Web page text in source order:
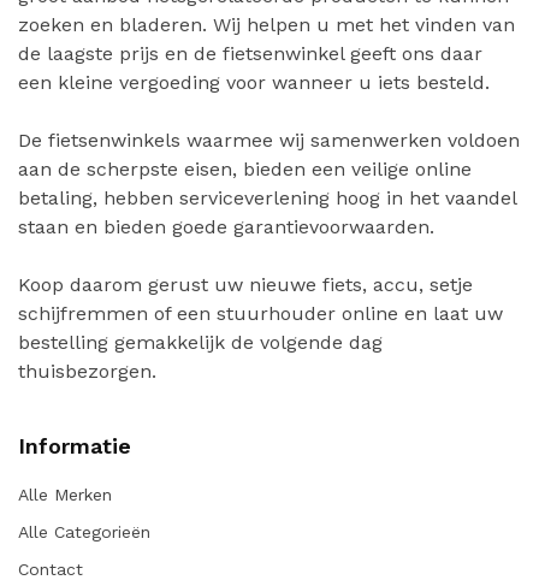
zoeken en bladeren. Wij helpen u met het vinden van
de laagste prijs en de fietsenwinkel geeft ons daar
een kleine vergoeding voor wanneer u iets besteld.
De fietsenwinkels waarmee wij samenwerken voldoen
aan de scherpste eisen, bieden een veilige online
betaling, hebben serviceverlening hoog in het vaandel
staan en bieden goede garantievoorwaarden.
Koop daarom gerust uw nieuwe fiets, accu, setje
schijfremmen of een stuurhouder online en laat uw
bestelling gemakkelijk de volgende dag
thuisbezorgen.
Informatie
Alle Merken
Alle Categorieën
Contact